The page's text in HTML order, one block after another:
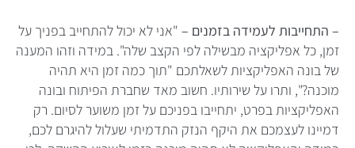
– התחייבות לעמידה בזמנים – "אני לא יכול להתחייב בפניך על
זמן, כל אפליקציה מבשילה לפי הקצב שלה". במידה וזהו המענה
של בונה האפליקציות לשאלתכם "תוך כמה זמן היא תהיה
מוכנה?", ותרו על שירותיו. חשוב מאד שחברת הפיתוח ובונה
האפליקציות בפרט, יתחייבו בפניכם על זמן משוער לסיום. רק
דמיינו לעצמכם את היקף הנזק התדמיתי שעלול להיגרם לכם,